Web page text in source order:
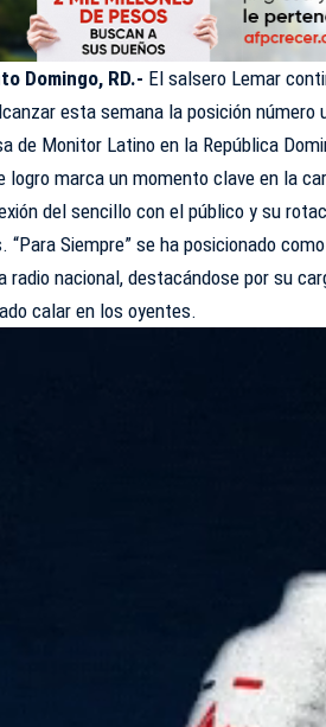
Domingo, RD.- El salsero Lemar
esta semana la posición número
de Monitor Latino en la República
logro marca un momento clave en la
del sencillo con el público y su
“Para Siempre”se ha posicionado
radio nacional, destacándose por su
calar en los oyentes.